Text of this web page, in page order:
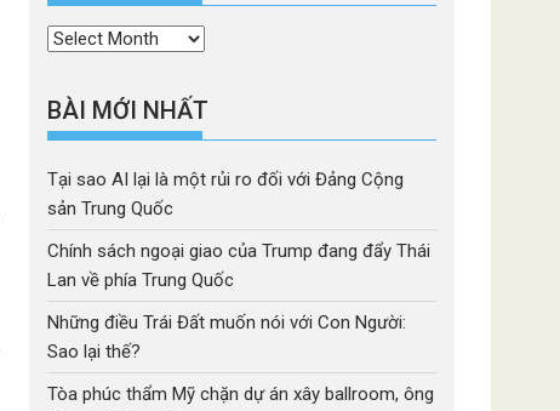
Thời
BÀI MỚI NHẤT
Tại sao AI lại là một rủi ro đối với Đảng Cộng
sản Trung Quốc
Chính sách ngoại giao của Trump đang đẩy Thái
Lan về phía Trung Quốc
Những điều Trái Đất muốn nói với Con Người:
Sao lại thế?
Tòa phúc thẩm Mỹ chặn dự án xây ballroom, ông